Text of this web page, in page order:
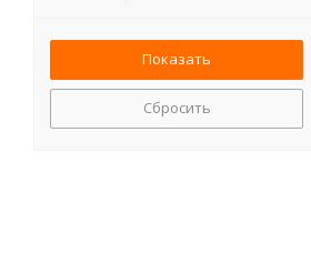
Сбросить